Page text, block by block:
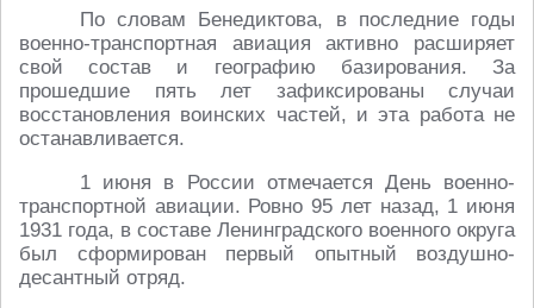
По словам Бенедиктова, в последние годы
военно-транспортная авиация активно расширяет
свой состав и географию базирования. За
прошедшие пять лет зафиксированы случаи
восстановления воинских частей, и эта работа не
останавливается.
1 июня в России отмечается День военно-
транспортной авиации. Ровно 95 лет назад, 1 июня
1931 года, в составе Ленинградского военного округа
был сформирован первый опытный воздушно-
десантный отряд.